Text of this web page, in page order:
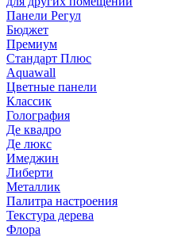
Панели Регул
Бюджет
Премиум
Стандарт Плюс
Aquawall
Цветные панели
Классик
Голография
Де квадро
Де люкс
Имеджин
Либерти
Металлик
Палитра настроения
Текстура дерева
Флора